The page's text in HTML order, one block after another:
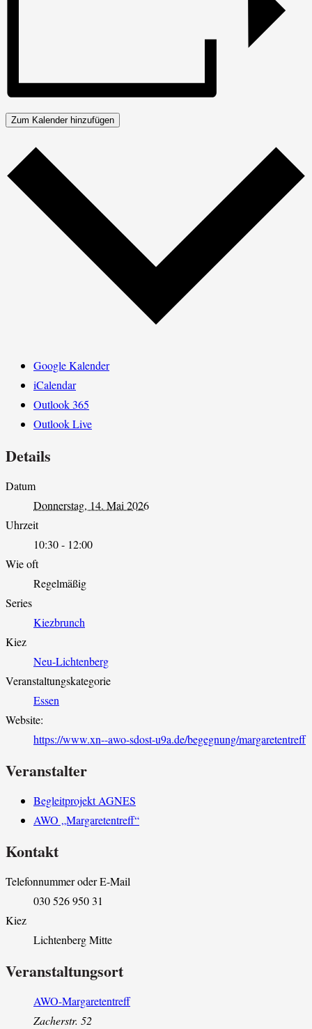
Zum Kalender hinzufügen
Google Kalender
iCalendar
Outlook 365
Outlook Live
Details
Datum
Donnerstag, 14. Mai 2026
Uhrzeit
10:30 - 12:00
Wie oft
Regelmäßig
Series
Kiezbrunch
Kiez
Neu-Lichtenberg
Veranstaltungskategorie
Essen
Website:
https://www.xn--awo-sdost-u9a.de/begegnung/margaretentreff
Veranstalter
Begleitprojekt AGNES
AWO „Margaretentreff“
Kontakt
Telefonnummer oder E-Mail
030 526 950 31
Kiez
Lichtenberg Mitte
Veranstaltungsort
AWO-Margaretentreff
Zacherstr. 52